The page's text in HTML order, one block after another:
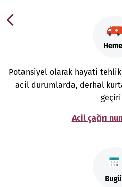
Potansiyel olarak hayati
acil durumlarda, derhal
Acil çağrı